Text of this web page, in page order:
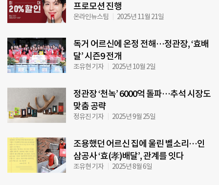
프로모션 진행
온라인뉴스팀 2025년 11월 21일
독거 어르신에 온정 전해…정관장, ‘효배
달’ 시즌9 전개
조유현 기자 2025년 10월 2일
정관장 ‘천녹’ 6000억 돌파…추석 시장도
맞춤 공략
정유진 기자 2025년 9월 25일
조용했던 어르신 집에 울린 벨소리…인
삼공사 ‘효(孝)배달’, 관계를 잇다
조유현 기자 2025년 8월 6일